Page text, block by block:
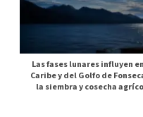
Las fases lunares influyen
Caribe y del Golfo de
la siembra y cosecha